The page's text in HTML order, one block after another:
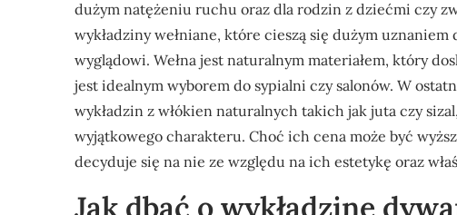
dużym natężeniu ruchu oraz dla rodzin z dziećmi czy
wykładziny wełniane, które cieszą się dużym
wyglądowi. Wełna jest naturalnym materiałem, który
jest idealnym wyborem do sypialni czy salonów. W
wykładzin z włókien naturalnych takich jak juta czy
wyjątkowego charakteru. Choć ich cena może być
decyduje się na nie ze względu na ich estetykę oraz
Jak dbać o wykładzinę